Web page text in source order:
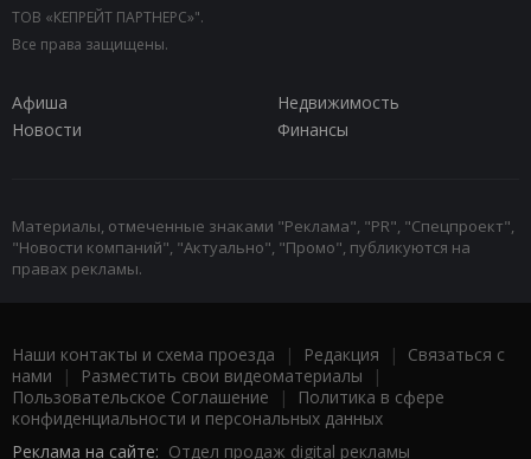
ТОВ «КЕПРЕЙТ ПАРТНЕРС»".
Все права защищены.
Афиша
Недвижимость
Новости
Финансы
Материалы, отмеченные знаками "Реклама", "PR", "Спецпроект",
"Новости компаний", "Актуально", "Промо", публикуются на
правах рекламы.
Наши контакты и схема проезда | Редакция | Связаться с
нами | Разместить свои видеоматериалы |
Пользовательское Соглашение |
Политика в сфере
конфиденциальности и персональных данных
Реклама на сайте: Отдел продаж digital рекламы